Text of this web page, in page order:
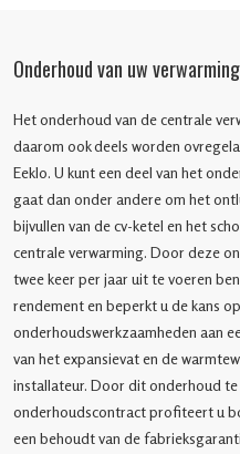
Onderhoud van uw
Het onderhoud van de centrale
daarom ook deels worden
Eeklo. U kunt een deel van het
gaat dan onder andere om het
bijvullen van de cv-ketel en het
centrale verwarming. Door deze
twee keer per jaar uit te voeren
rendement en beperkt u de kans
onderhoudswerkzaamheden aan
van het expansievat en de
installateur. Door dit onderhoud te
onderhoudscontract profiteert u
een behoudt van de